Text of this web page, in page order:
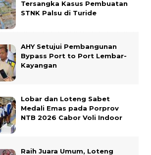
Tersangka Kasus Pembuatan
STNK Palsu di Turide
AHY Setujui Pembangunan
Bypass Port to Port Lembar-
Kayangan
Lobar dan Loteng Sabet
Medali Emas pada Porprov
NTB 2026 Cabor Voli Indoor
Raih Juara Umum, Loteng